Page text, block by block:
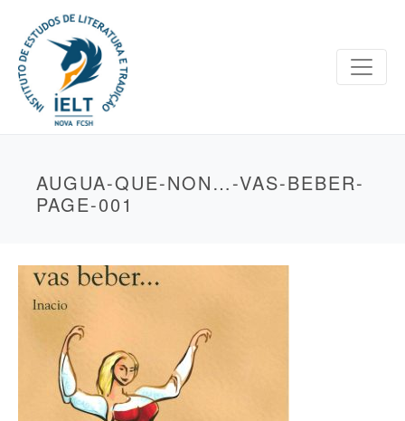
AUGUA-QUE-NON…-VAS-BEBER-
PAGE-001